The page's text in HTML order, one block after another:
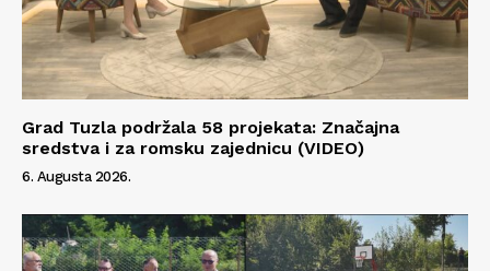
Grad Tuzla podržala 58 projekata: Značajna
sredstva i za romsku zajednicu (VIDEO)
6. Augusta 2026.